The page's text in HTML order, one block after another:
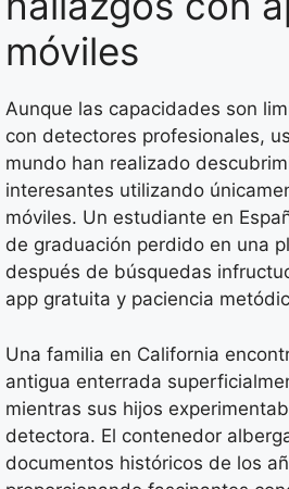
móviles
Aunque las capacidades son
con detectores profesionales,
mundo han realizado
interesantes utilizando
móviles. Un estudiante en
de graduación perdido en una
después de búsquedas
app gratuita y paciencia
Una familia en California
antigua enterrada
mientras sus hijos
detectora. El contenedor
documentos históricos de los